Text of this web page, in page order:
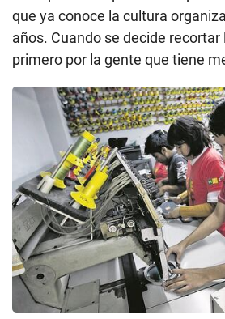
Empleo juvenil: Proyecto de ley debe pasar
— ¿Se podrían focalizar
juvenil para evitar que la
sustancial?